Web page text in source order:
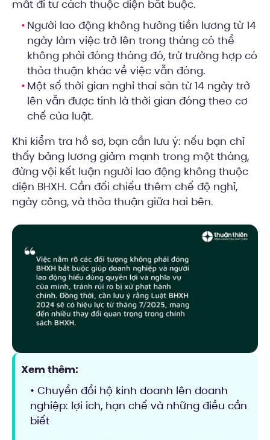
mất đi tư cách thuộc diện bắt buộc.
Người lao động không hưởng tiền lương từ 14
ngày làm việc trở lên trong tháng có thể
không phải đóng tháng đó, trừ trường hợp có
thỏa thuận khác về việc vẫn đóng.
Một số thời gian nghỉ thai sản từ 14 ngày trở
lên vẫn được tính là thời gian đóng theo cơ
chế của luật.
Khi kiểm tra hồ sơ, bạn cần lưu ý: nếu bạn chỉ
thấy bảng lương giảm mạnh trong một tháng,
đừng vội kết luận người lao động không thuộc
diện BHXH. Cần đối chiếu thêm chế độ nghỉ,
ngày công, và thỏa thuận giữa hai bên.
Xem thêm:
• Chuyển đổi hộ kinh doanh lên doanh
nghiệp: lợi ích, hạn chế và những điều cần
biết